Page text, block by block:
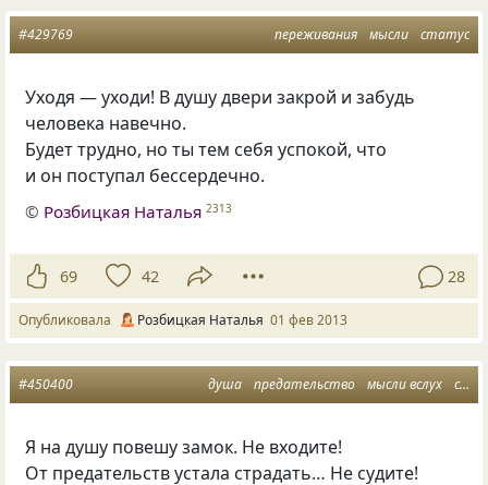
переживания мысли статус
#429769
Уходя — уходи! В душу двери закрой и забудь
человека навечно.
Будет трудно, но ты тем себя успокой, что
и он поступал бессердечно.
© Розбицкая Наталья 2313
69 42 28
Опубликовала Розбицкая Наталья 01 фев 2013
душа предательство мысли вслух статус
#450400
Я на душу повешу замок. Не входите!
От предательств устала страдать… Не судите!